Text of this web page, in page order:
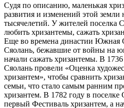
Судя по описанию, маленькая
развития и изменений этой земли
тысячелетий. У жителей поселка
любить хризантемы, сажать
Еще во времена династии Южная
Сяолань, бежавшие от войны на
начали сажать хризантемы. В
Сяолань провели «Оценка
хризантем», чтобы сравнить
семьи, что стало самым ранним
хризантем. В 1782 году в поселке
первый Фестиваль хризантем, а